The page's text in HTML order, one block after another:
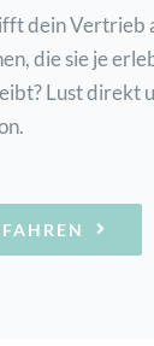
dein Vertrieb
die sie je
Lust direkt